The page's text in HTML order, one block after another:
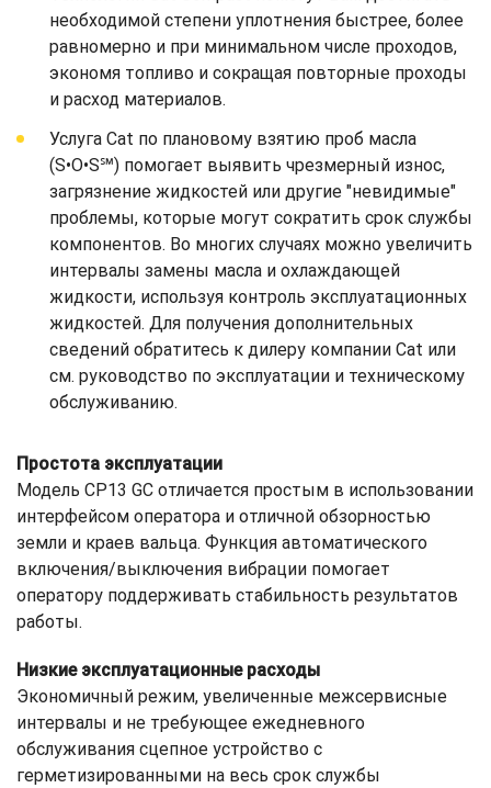
необходимой степени уплотнения быстрее, более
равномерно и при минимальном числе проходов,
экономя топливо и сокращая повторные проходы
и расход материалов.
Услуга Cat по плановому взятию проб масла
(S•O•S℠) помогает выявить чрезмерный износ,
загрязнение жидкостей или другие "невидимые"
проблемы, которые могут сократить срок службы
компонентов. Во многих случаях можно увеличить
интервалы замены масла и охлаждающей
жидкости, используя контроль эксплуатационных
жидкостей. Для получения дополнительных
сведений обратитесь к дилеру компании Cat или
см. руководство по эксплуатации и техническому
обслуживанию.
Простота эксплуатации
Модель CP13 GC отличается простым в использовании
интерфейсом оператора и отличной обзорностью
земли и краев вальца. Функция автоматического
включения/выключения вибрации помогает
оператору поддерживать стабильность результатов
работы.
Низкие эксплуатационные расходы
Экономичный режим, увеличенные межсервисные
интервалы и не требующее ежедневного
обслуживания сцепное устройство с
герметизированными на весь срок службы